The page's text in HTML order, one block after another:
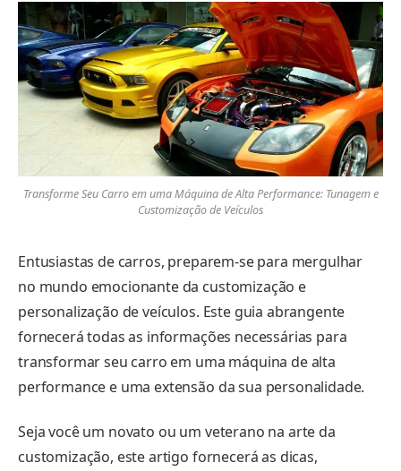
Transforme Seu Carro em uma Máquina de Alta Performance: Tunagem e
Customização de Veículos
Entusiastas de carros, preparem-se para mergulhar
no mundo emocionante da customização e
personalização de veículos. Este guia abrangente
fornecerá todas as informações necessárias para
transformar seu carro em uma máquina de alta
performance e uma extensão da sua personalidade.
Seja você um novato ou um veterano na arte da
customização, este artigo fornecerá as dicas,